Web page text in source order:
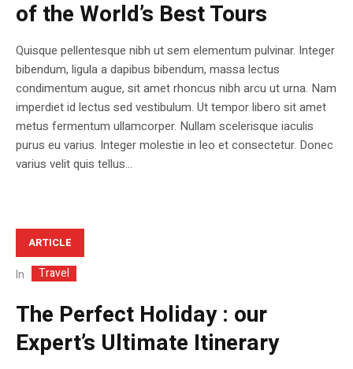
of the World’s Best Tours
Quisque pellentesque nibh ut sem elementum pulvinar. Integer
bibendum, ligula a dapibus bibendum, massa lectus
condimentum augue, sit amet rhoncus nibh arcu ut urna. Nam
imperdiet id lectus sed vestibulum. Ut tempor libero sit amet
metus fermentum ullamcorper. Nullam scelerisque iaculis
purus eu varius. Integer molestie in leo et consectetur. Donec
varius velit quis tellus...
ARTICLE
In Travel
The Perfect Holiday : our
Expert’s Ultimate Itinerary